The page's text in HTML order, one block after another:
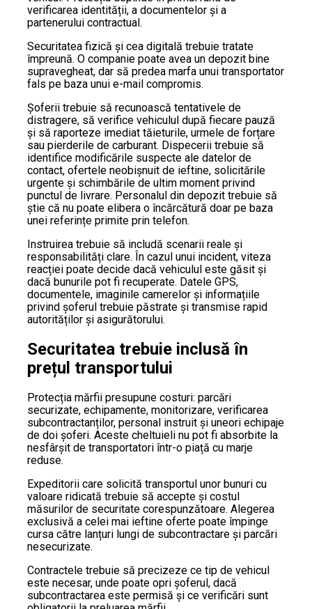
verificarea identității, a documentelor și a
partenerului contractual.
Securitatea fizică și cea digitală trebuie tratate
împreună. O companie poate avea un depozit bine
supravegheat, dar să predea marfa unui transportator
fals pe baza unui e-mail compromis.
Șoferii trebuie să recunoască tentativele de
distragere, să verifice vehiculul după fiecare pauză
și să raporteze imediat tăieturile, urmele de forțare
sau pierderile de carburant. Dispecerii trebuie să
identifice modificările suspecte ale datelor de
contact, ofertele neobișnuit de ieftine, solicitările
urgente și schimbările de ultim moment privind
punctul de livrare. Personalul din depozit trebuie să
știe că nu poate elibera o încărcătură doar pe baza
unei referințe primite prin telefon.
Instruirea trebuie să includă scenarii reale și
responsabilități clare. În cazul unui incident, viteza
reacției poate decide dacă vehiculul este găsit și
dacă bunurile pot fi recuperate. Datele GPS,
documentele, imaginile camerelor și informațiile
privind șoferul trebuie păstrate și transmise rapid
autorităților și asigurătorului.
Securitatea trebuie inclusă în
prețul transportului
Protecția mărfii presupune costuri: parcări
securizate, echipamente, monitorizare, verificarea
subcontractanților, personal instruit și uneori echipaje
de doi șoferi. Aceste cheltuieli nu pot fi absorbite la
nesfârșit de transportatori într-o piață cu marje
reduse.
Expeditorii care solicită transportul unor bunuri cu
valoare ridicată trebuie să accepte și costul
măsurilor de securitate corespunzătoare. Alegerea
exclusivă a celei mai ieftine oferte poate împinge
cursa către lanțuri lungi de subcontractare și parcări
nesecurizate.
Contractele trebuie să precizeze ce tip de vehicul
este necesar, unde poate opri șoferul, dacă
subcontractarea este permisă și ce verificări sunt